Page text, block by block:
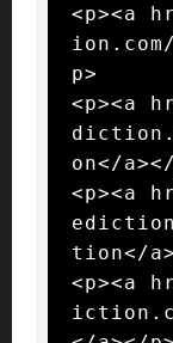
<p><a
p>
<p><a
on</
<p><a
tion</
<p><a